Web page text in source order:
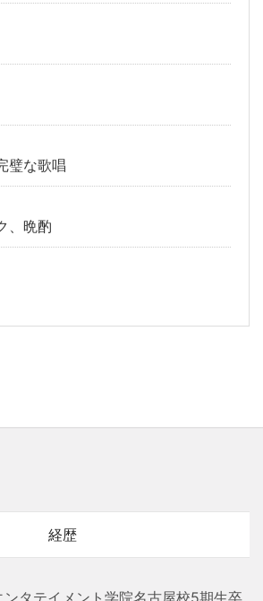
璧な歌唱
、晩酌
経歴
タテイメント学院名古屋校5期生卒